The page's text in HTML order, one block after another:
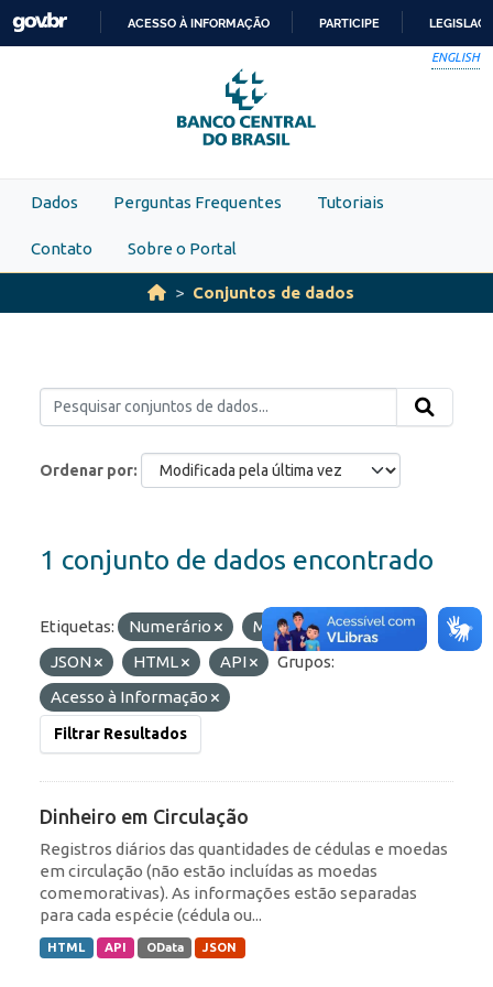
Skip to main content
PARA
O
CONTEÚDO
ACESSO À INFORMAÇÃO PARTICIPE
ENGLISH
Dados Perguntas Frequentes Tutoriais
Contato Sobre o Portal
Conjuntos de dados
Ordenar por
1 conjunto de dados encontrado
Etiquetas: Numerário Moedas
Formatos:
JSON
HTML API
Grupos:
Acesso à Informação
Filtrar Resultados
Dinheiro em Circulação
Registros diários das quantidades de cédulas e moedas
em circulação (não estão incluídas as moedas
comemorativas). As informações estão separadas
para cada espécie (cédula ou...
HTML API OData JSON